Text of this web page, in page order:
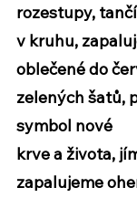
rozestupy,
v kruhu,
oblečené do
zelených šatů,
symbol nové
krve a života,
zapalujeme